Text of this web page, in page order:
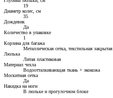
19
Диаметр колес, см
35
Дождевик
Да
Количество в упаковке
1
Корзина для багажа
Металлическая сетка, текстильная закрытая
Люлька
Литая пластиковая
Материал чехла
Водоотталкивающая ткань + экокожа
Москитная сетка
Да
Накидка на ноги
В люльке и прогулочном блоке